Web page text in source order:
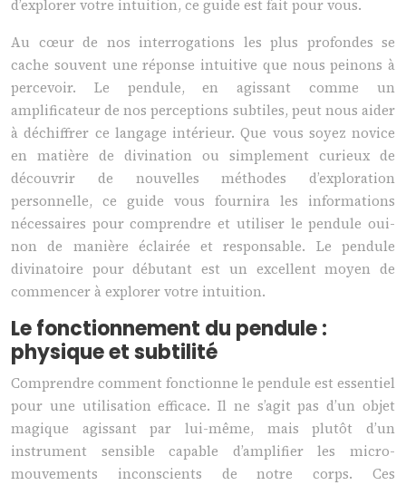
d’explorer votre intuition, ce guide est fait pour vous.
Au cœur de nos interrogations les plus profondes se
cache souvent une réponse intuitive que nous peinons à
percevoir. Le pendule, en agissant comme un
amplificateur de nos perceptions subtiles, peut nous aider
à déchiffrer ce langage intérieur. Que vous soyez novice
en matière de divination ou simplement curieux de
découvrir de nouvelles méthodes d’exploration
personnelle, ce guide vous fournira les informations
nécessaires pour comprendre et utiliser le pendule oui-
non de manière éclairée et responsable. Le pendule
divinatoire pour débutant est un excellent moyen de
commencer à explorer votre intuition.
Le fonctionnement du pendule :
physique et subtilité
Comprendre comment fonctionne le pendule est essentiel
pour une utilisation efficace. Il ne s’agit pas d’un objet
magique agissant par lui-même, mais plutôt d’un
instrument sensible capable d’amplifier les micro-
mouvements inconscients de notre corps. Ces